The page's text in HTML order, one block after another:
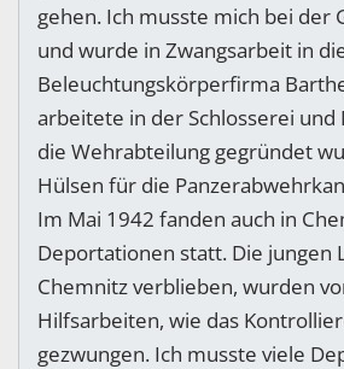
gehen. Ich musste mich bei der
und wurde in Zwangsarbeit in
Beleuchtungskörperfirma
arbeitete in der Schlosserei und
die Wehrabteilung gegründet
Hülsen für die
Im Mai 1942 fanden auch in
Deportationen statt. Die jungen
Chemnitz verblieben, wurden
Hilfsarbeiten, wie das
gezwungen. Ich musste viele